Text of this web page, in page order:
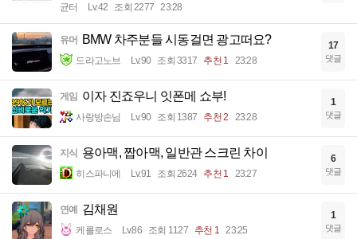
균터 Lv.42 조회 2277 23:28
유머 BMW 차주분들 시동걸면 광고떠요?
드라고노브 Lv.90 조회 3317 추천 1 23:28
17
댓글
게임 이자 진죠우니 잇폰메 쇼부!
사랑방손님 Lv.90 조회 1387 추천 2 23:28
1
댓글
지식 용아맥, 짭아맥, 일반관 스크린 차이
히스파니에 Lv.91 조회 2624 추천 1 23:27
6
댓글
연예 김채원
케를로스 Lv.86 조회 1127 추천 1 23:25
1
댓글